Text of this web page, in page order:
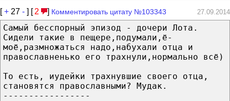
[+ 27 - ] [ 2 ] Комментировать цитату №103343 27.09.2014
Самый бесспорный эпизод - дочери Лота.
Сидели такие в пещере,подумали,ё-
моё,размножаться надо,набухали отца и
православненько его трахнули,нормально всё)
То есть, иудейки трахнувшие своего отца,
становятся православными? Мудак.
-----------------